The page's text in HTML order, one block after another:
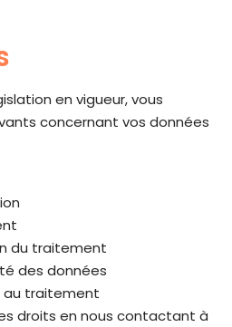
en vigueur, vous
concernant vos données
du traitement
des données
au traitement
droits en nous contactant à